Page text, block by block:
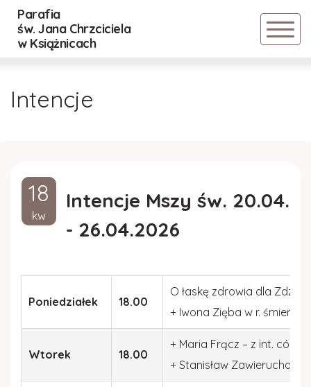
Parafia
św. Jana Chrzciciela
w Książnicach
Powrót
Duszpasterze
Rada parafialna
Standardy Ochrony Małoletnich
Kościół w Rydzowie
Powrót
Lektorzy
DSM
Róże Różańcowe
Powrót
Cmentarz Nowy
Intencje
18
kw
Intencje Mszy św. 20.04.
- 26.04.2026
Poniedziałek 18.00
O łaskę zdrowia dla
+ Iwona Zięba w r. śmierci
Wtorek 18.00
+ Maria Frącz – z int. córki
+ Stanisław Zawierucha –